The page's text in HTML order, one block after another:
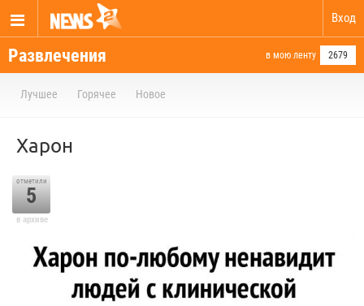
Вход
Развлечения в мою ленту 2679
Лучшее Горячее Новое
Харон
отметили
5
в архиве